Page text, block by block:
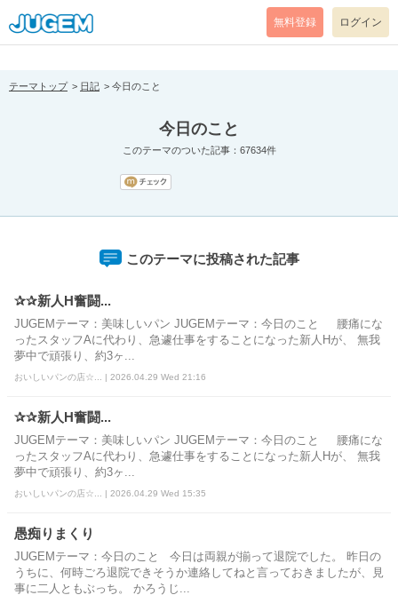
[pear_error: message="Success" code=0 mode=return level=notice
prefix="" info=""]
無料登録 ログイン
テーマトップ 日記 今日のこと
今日のこと
このテーマのついた記事：67634件
このテーマに投稿された記事
✰✰新人H奮闘...
JUGEMテーマ：美味しいパン JUGEMテーマ：今日のこと 腰痛にな
ったスタッフAに代わり、急遽仕事をすることになった新人Hが、 無我
夢中で頑張り、約3ヶ...
おいしいパンの店☆... | 2026.04.29 Wed 21:16
✰✰新人H奮闘...
JUGEMテーマ：美味しいパン JUGEMテーマ：今日のこと 腰痛にな
ったスタッフAに代わり、急遽仕事をすることになった新人Hが、 無我
夢中で頑張り、約3ヶ...
おいしいパンの店☆... | 2026.04.29 Wed 15:35
愚痴りまくり
JUGEMテーマ：今日のこと 今日は両親が揃って退院でした。 昨日の
うちに、何時ごろ退院できそうか連絡してねと言っておきましたが、見
事に二人ともぶっち。 かろうじ...